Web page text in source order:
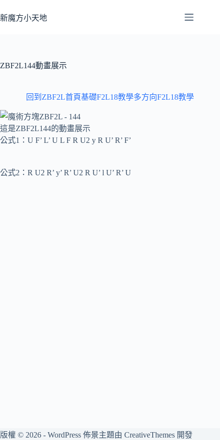
至
容
新魔方小天地
ZBF2L144動畫展示
回到ZBF2L首頁基礎F2L18教學多方向F2L18教學
這是ZBF2L144的動畫展示
公式1：U F’ L’ U L F R U2 y R U’ R’ F’
公式2：R U2 R’ y’ R’ U2 R U’ l U’ R’ U
版權 © 2026 - WordPress 佈景主題由 CreativeThemes 開發